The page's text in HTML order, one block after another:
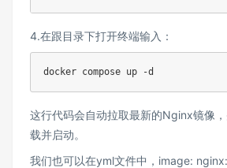
4.在跟目录下打开终端输入：
这行代码会自动拉取最新的Nginx镜像
载并启动。
我们也可以在yml文件中，image: